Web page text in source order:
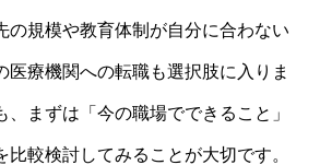
の規模や教育体制が自分に合わない
医療機関への転職も選択肢に入りま
、まずは「今の職場でできること」
比較検討してみることが大切です。